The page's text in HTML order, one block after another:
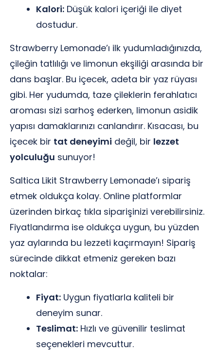
Kalori: Düşük kalori içeriği ile diyet
dostudur.
Strawberry Lemonade’ı ilk yudumladığınızda,
çileğin tatlılığı ve limonun ekşiliği arasında bir
dans başlar. Bu içecek, adeta bir yaz rüyası
gibi. Her yudumda, taze çileklerin ferahlatıcı
aroması sizi sarhoş ederken, limonun asidik
yapısı damaklarınızı canlandırır. Kısacası, bu
içecek bir tat deneyimi değil, bir lezzet
yolculuğu sunuyor!
Saltica Likit Strawberry Lemonade’ı sipariş
etmek oldukça kolay. Online platformlar
üzerinden birkaç tıkla siparişinizi verebilirsiniz.
Fiyatlandırma ise oldukça uygun, bu yüzden
yaz aylarında bu lezzeti kaçırmayın! Sipariş
sürecinde dikkat etmeniz gereken bazı
noktalar:
Fiyat: Uygun fiyatlarla kaliteli bir
deneyim sunar.
Teslimat: Hızlı ve güvenilir teslimat
seçenekleri mevcuttur.